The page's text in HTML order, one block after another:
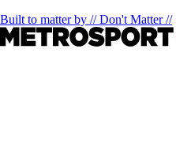
Built to matter by // Don't Matter //